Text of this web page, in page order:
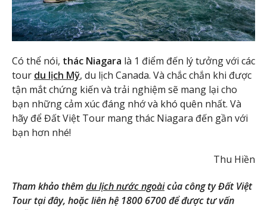
Có thể nói, thác Niagara là 1 điểm đến lý tưởng với các
tour du lịch Mỹ, du lịch Canada. Và chắc chắn khi được
tận mắt chứng kiến và trải nghiệm sẽ mang lại cho
bạn những cảm xúc đáng nhớ và khó quên nhất. Và
hãy để Đất Việt Tour mang thác Niagara đến gần với
bạn hơn nhé!
Thu Hiền
Tham khảo thêmdu lịch nước ngoàicủa công ty Đất Việt
Tour tại đây, hoặc liên hệ 1800 6700 để được tư vấn